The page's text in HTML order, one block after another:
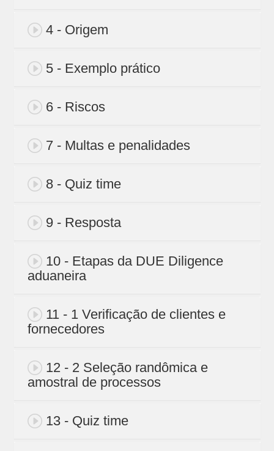
4 - Origem
5 - Exemplo prático
6 - Riscos
7 - Multas e penalidades
8 - Quiz time
9 - Resposta
10 - Etapas da DUE Diligence
aduaneira
11 - 1 Verificação de clientes e
fornecedores
12 - 2 Seleção randômica e
amostral de processos
13 - Quiz time